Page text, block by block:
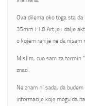
Ova dilema oko toga sta
35mm F1.8 Art je i dalje
o kojem ranije ne da nisam
Mislim, cuo sam za termin
znaci.
Ne znam ni sada, da
informacije koje mogu da